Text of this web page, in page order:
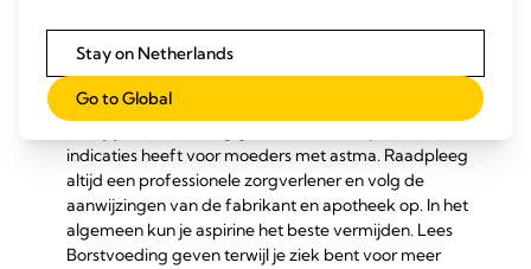
verminderen en daarvoor bestaat ook
wetenschappelijk bewijs.
Neem ontstekingsremmende pijnstillers.
Paracetamol en ibuprofen kunnen worden gebruikt
indicaties heeft voor moeders met astma. Raadpleeg
altijd een professionele zorgverlener en volg de
aanwijzingen van de fabrikant en apotheek op. In het
algemeen kun je aspirine het beste vermijden. Lees
Borstvoeding geven terwijl je ziek bentvoor meer
Stay on Netherlands
Go to Global